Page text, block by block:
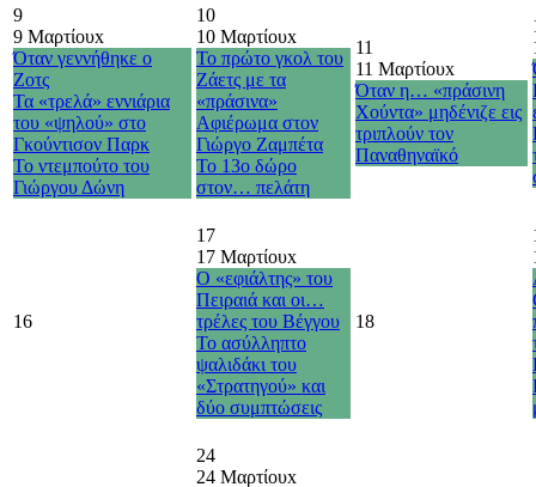
9
9 Μαρτίουx
Όταν γεννήθηκε ο
Ζοτς
Τα «τρελά» εννιάρια
του «ψηλού» στο
Γκούντισον Παρκ
Το ντεμπούτο του
Γιώργου Δώνη
10
10 Μαρτίουx
Το πρώτο γκολ του
Ζάετς με τα
«πράσινα»
Αφιέρωμα στον
Γιώργο Ζαμπέτα
Το 13ο δώρο
στον… πελάτη
11
11 Μαρτίουx
Όταν η… «πράσινη
Χούντα» μηδένιζε εις
τριπλούν τον
Παναθηναϊκό
16
17
17 Μαρτίουx
Ο «εφιάλτης» του
Πειραιά και οι…
τρέλες του Βέγγου
Το ασύλληπτο
ψαλιδάκι του
«Στρατηγού» και
δύο συμπτώσεις
18
24
24 Μαρτίουx